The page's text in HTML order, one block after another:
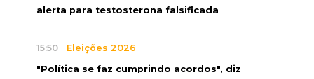
alerta para testosterona falsificada
15:50 Eleições 2026
"Política se faz cumprindo acordos", diz